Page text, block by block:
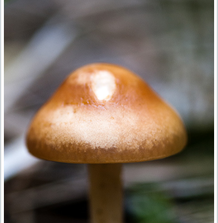
РИСКОВ ПРИЧИНЕНИЯ
ПЛАН ПРОВЕДЕНИЯ
КОНТРОЛЬНЫХ
МЕРОПРИЯТИЙ
ИСЧЕРПЫВАЮЩИЙ
СВЕДЕНИЙ, КОТОРЫЕ МОГУТ
ЗАПРАШИВАТЬСЯ
(НАДЗОРНЫМ) ОРГАНОМ У
КОНТРОЛИРУЕМОГО ЛИЦА